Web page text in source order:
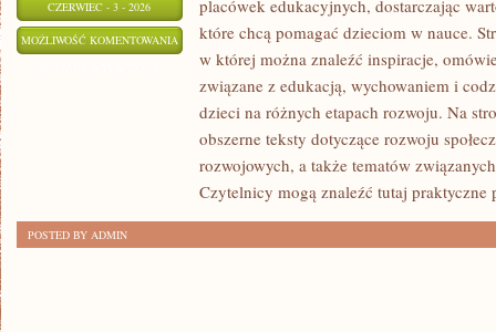
CZERWIEC - 3 - 2026
MOŻLIWOŚĆ KOMENTOWANIA ZDROWIE
BEZPIECZEŃSTWO
placówek edukacyjnych, dostarczając
które chcą pomagać dzieciom w nauce.
w której można znaleźć inspiracje,
związane z edukacją, wychowaniem i
dzieci na różnych etapach rozwoju. Na
obszerne teksty dotyczące rozwoju
rozwojowych, a także tematów
Czytelnicy mogą znaleźć tutaj praktyczne
POSTED BY ADMIN